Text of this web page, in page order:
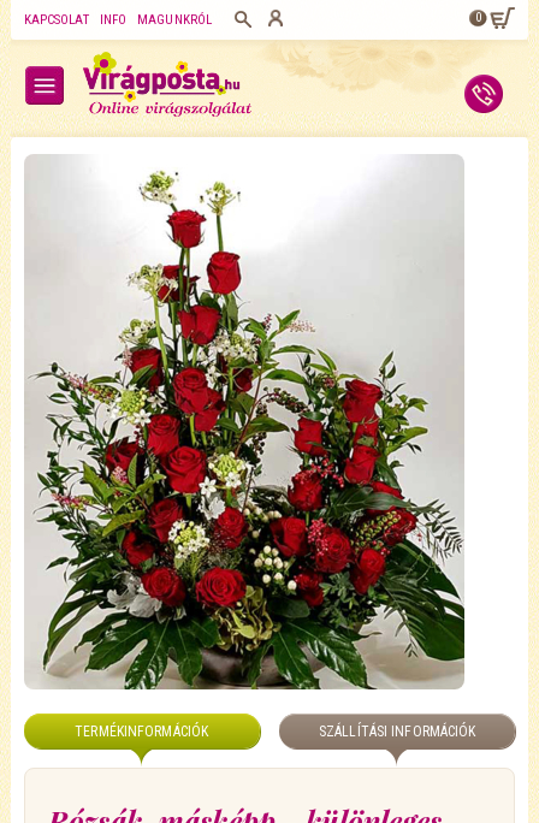
KAPCSOLAT INFO MAGUNKRÓL 0
TERMÉKINFORMÁCIÓK SZÁLLÍTÁSI INFORMÁCIÓK